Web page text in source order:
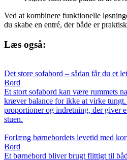
Ved at kombinere funktionelle
du skabe en entré, der både er
Læs også:
Det store sofabord – sådan får du et
Bord
Et stort sofabord kan være rummets
kræver balance for ikke at virke tungt.
proportioner og indretning, der giver
stuen.
Forlæng børnebordets levetid med
Bord
Et børnebord bliver brugt flittigt til